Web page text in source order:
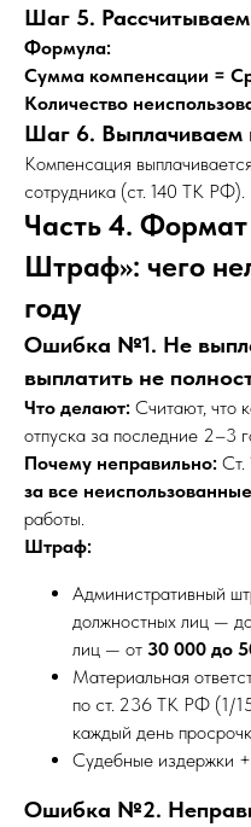
Шаг 5.
Формула:
Сумма компенсации =
Количество
Шаг 6. Выплачиваем
Компенсация выплачивается
сотрудника (ст. 140 ТК РФ).
Часть 4.
Штраф»: чего
году
Ошибка №1. Не
выплатить не
Что делают: Считают, что
отпуска за последние 2–3
Почему неправильно: Ст.
за все
работы.
Штраф:
Административный
должностных лиц —
лиц — от 30 000 до
Материальная
по ст. 236 ТК РФ (1/
каждый день
Судебные издержки
Ошибка №2.